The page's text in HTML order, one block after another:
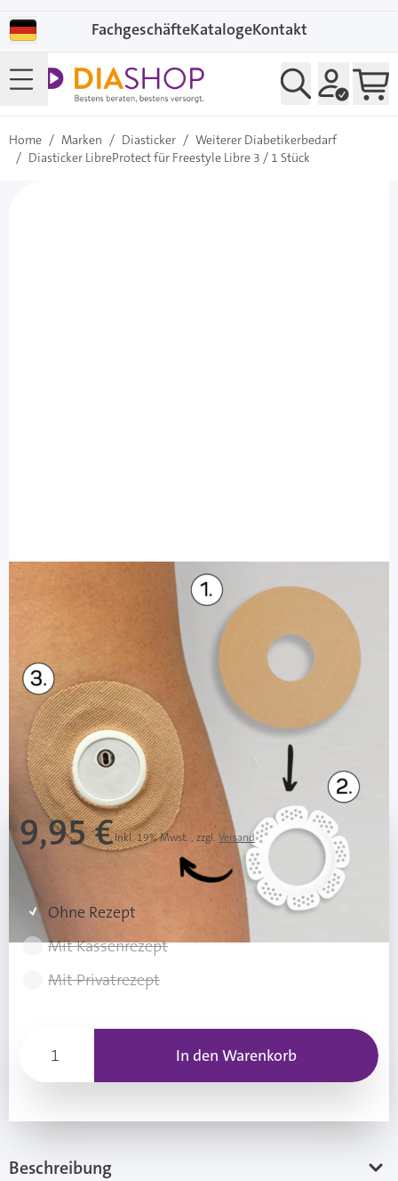
FachgeschäfteKatalogeKontakt
Home / Marken / Diasticker / Weiterer Diabetikerbedarf
/ Diasticker LibreProtect für Freestyle Libre 3 / 1 Stück
Diasticker LibreProtect für Freestyle
Libre 3 / 1 Stück
Diashop.de Kat.-Nr.
sofort verfügbar
Lieferzeit 1-3 Werktage
Mehr über das Produkt
9,95 €Inkl. 19% Mwst. , zzgl. Versand
Rezeptart wählen
Ohne Rezept
Mit Kassenrezept
Mit Privatrezept
In den Warenkorb
Beschreibung